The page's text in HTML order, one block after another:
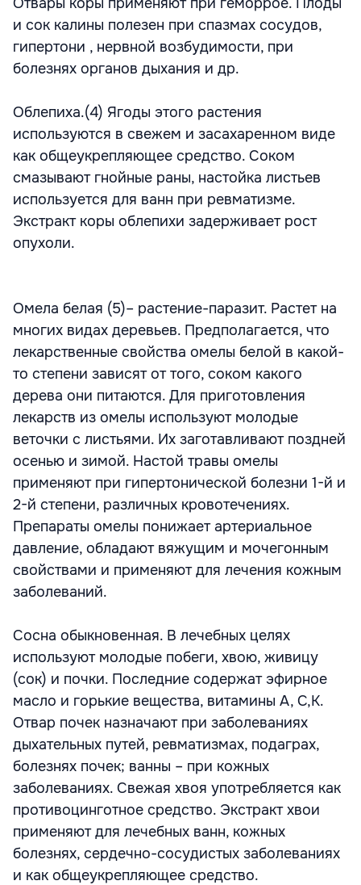
и сок калины полезен при спазмах сосудов,
гипертони , нервной возбудимости, при
болезнях органов дыхания и др.
Облепиха.(4) Ягоды этого растения
используются в свежем и засахаренном виде
как общеукрепляющее средство. Соком
смазывают гнойные раны, настойка листьев
используется для ванн при ревматизме.
Экстракт коры облепихи задерживает рост
опухоли.
Омела белая (5)– растение-паразит. Растет на
многих видах деревьев. Предполагается, что
лекарственные свойства омелы белой в какой-
то степени зависят от того, соком какого
дерева они питаются. Для приготовления
лекарств из омелы используют молодые
веточки с листьями. Их заготавливают поздней
осенью и зимой. Настой травы омелы
применяют при гипертонической болезни 1-й и
2-й степени, различных кровотечениях.
Препараты омелы понижает артериальное
давление, обладают вяжущим и мочегонным
свойствами и применяют для лечения кожным
заболеваний.
Сосна обыкновенная. В лечебных целях
используют молодые побеги, хвою, живицу
(сок) и почки. Последние содержат эфирное
масло и горькие вещества, витамины А, С,К.
Отвар почек назначают при заболеваниях
дыхательных путей, ревматизмах, подаграх,
болезнях почек; ванны – при кожных
заболеваниях. Свежая хвоя употребляется как
противоцинготное средство. Экстракт хвои
применяют для лечебных ванн, кожных
болезнях, сердечно-сосудистых заболеваниях
и как общеукрепляющее средство.